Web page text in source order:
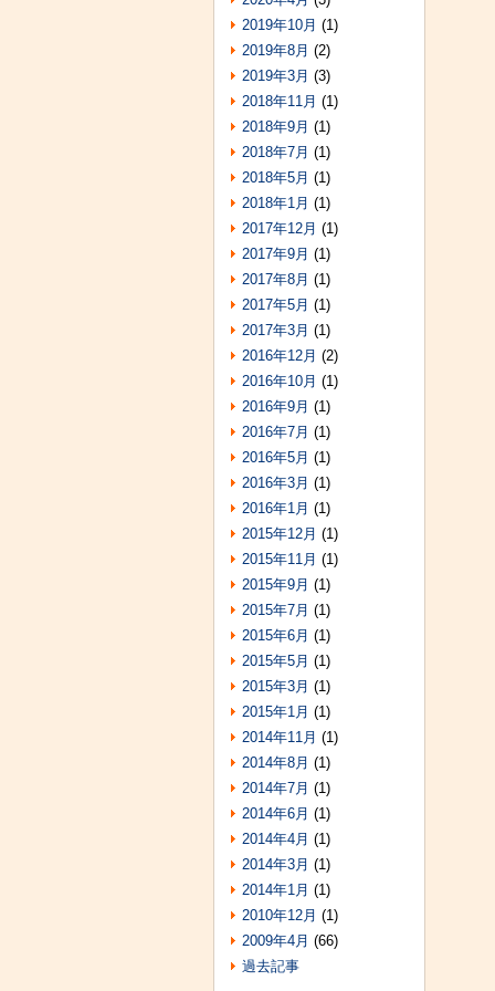
2019年10月 (1)
2019年8月 (2)
2019年3月 (3)
2018年11月 (1)
2018年9月 (1)
2018年7月 (1)
2018年5月 (1)
2018年1月 (1)
2017年12月 (1)
2017年9月 (1)
2017年8月 (1)
2017年5月 (1)
2017年3月 (1)
2016年12月 (2)
2016年10月 (1)
2016年9月 (1)
2016年7月 (1)
2016年5月 (1)
2016年3月 (1)
2016年1月 (1)
2015年12月 (1)
2015年11月 (1)
2015年9月 (1)
2015年7月 (1)
2015年6月 (1)
2015年5月 (1)
2015年3月 (1)
2015年1月 (1)
2014年11月 (1)
2014年8月 (1)
2014年7月 (1)
2014年6月 (1)
2014年4月 (1)
2014年3月 (1)
2014年1月 (1)
2010年12月 (1)
2009年4月 (66)
過去記事